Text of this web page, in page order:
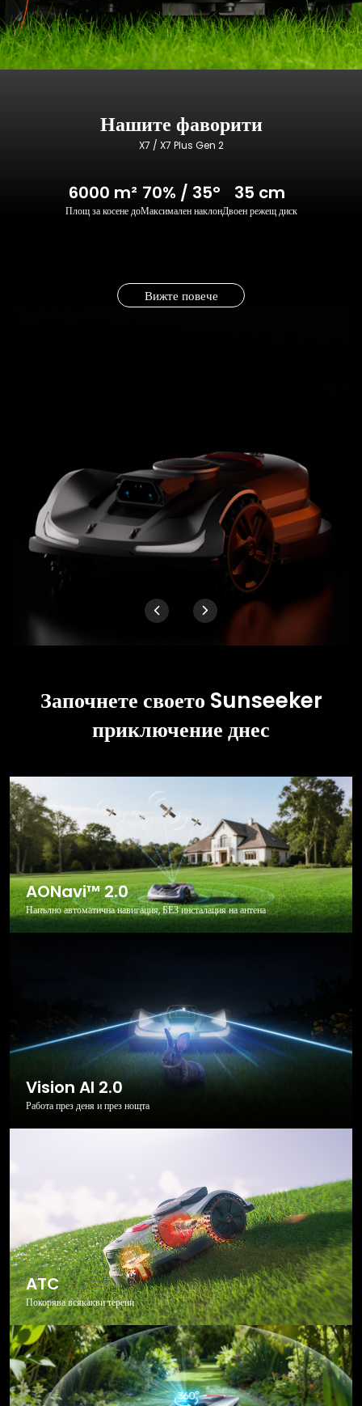
Нашите фаворити
X7 / X7 Plus Gen 2
6000 m²
Площ за косене до
70% / 35°
Максимален наклон
35 cm
Двоен режещ диск
Вижте повече
Започнете своето Sunseeker
приключение днес
AONavi™ 2.0
Напълно автоматична навигация, БЕЗ инсталация на антена
Vision AI 2.0
Работа през деня и през нощта
ATC
Покорява всякакви терени